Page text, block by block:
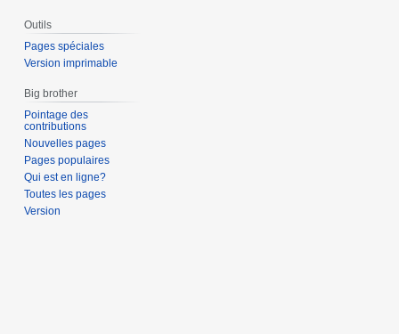
Outils
Pages spéciales
Version imprimable
Big brother
Pointage des
contributions
Nouvelles pages
Pages populaires
Qui est en ligne?
Toutes les pages
Version